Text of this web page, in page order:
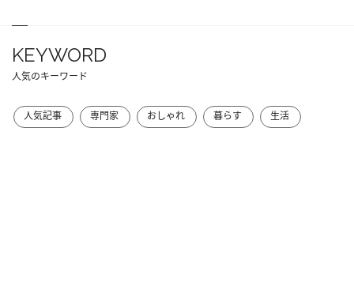
KEYWORD
人気のキーワード
人気記事 専門家 おしゃれ 暮らす 生活